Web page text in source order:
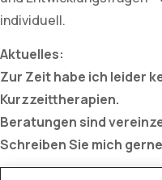
individuell.
Aktuelles:
Zur Zeit habe ich leider
Kurzzeittherapien.
Beratungen sind
Schreiben Sie mich